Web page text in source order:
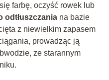
farbę, oczyść rowek lub
odtłuszczaniana bazie
z niewielkim zapasem
prowadząc ją
ze starannym